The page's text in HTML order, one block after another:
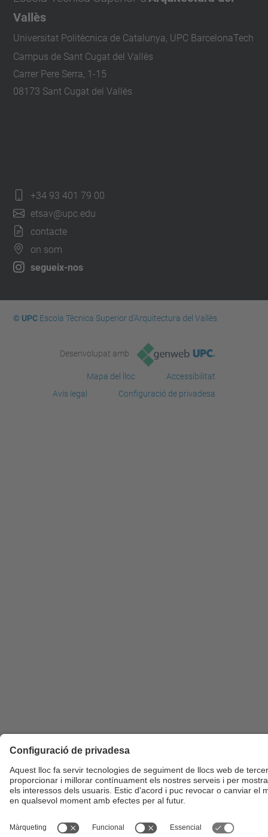
Vallès
Universitat Politècnica de Catalunya, UPC BarcelonaTech
Campus de Sant Cugat del Vallès
Carrer Pere Serra, 1-15
08173 Sant Cugat del Vallès
+34 93 401 79 00
etsav@upc.edu
contacte
on som
segueix-nos
© UPCEscola Tècnica Superior d'Arquitectura del Vallès
Desenvolupat amb
Mapa del lloc
Accessibilitat
Avís legal
Configuració de privadesa